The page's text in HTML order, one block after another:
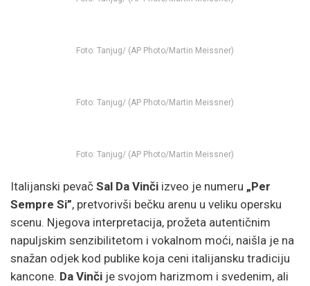
Foto: Tanjug/ (AP Photo/Martin Meissner)
Foto: Tanjug/ (AP Photo/Martin Meissner)
Foto: Tanjug/ (AP Photo/Martin Meissner)
Italijanski pevač Sal Da Vinči izveo je numeru „Per
Sempre Si”, pretvorivši bečku arenu u veliku opersku
scenu. Njegova interpretacija, prožeta autentičnim
napuljskim senzibilitetom i vokalnom moći, naišla je na
snažan odjek kod publike koja ceni italijansku tradiciju
kancone. Da Vinči je svojom harizmom i svedenim, ali